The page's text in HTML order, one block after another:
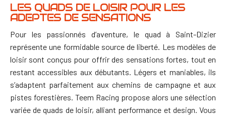
LES QUADS DE LOISIR POUR LES
ADEPTES DE SENSATIONS
Pour les passionnés d’aventure, le quad à Saint-Dizier
représente une formidable source de liberté. Les modèles de
loisir sont conçus pour offrir des sensations fortes, tout en
restant accessibles aux débutants. Légers et maniables, ils
s’adaptent parfaitement aux chemins de campagne et aux
pistes forestières. Teem Racing propose alors une sélection
variée de quads de loisir, alliant performance et design. Vous